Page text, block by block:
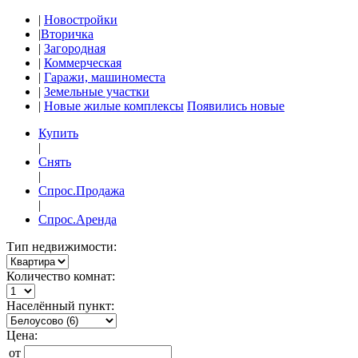
| Новостройки
|Вторичка
| Загородная
| Коммерческая
| Гаражи, машиноместа
| Земельные участки
| Новые жилые комплексы Появились новые
Купить
|
Снять
|
Спрос.Продажа
|
Спрос.Аренда
Тип недвижимости:
Количество комнат:
Населённый пункт:
Цена:
от